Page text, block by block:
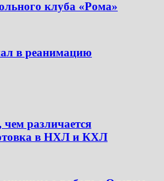
клуба «Рома»
в реанимацию
чем различается
в НХЛ и КХЛ